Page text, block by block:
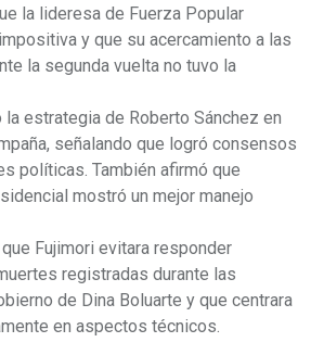
la lideresa de Fuerza Popular
y que su acercamiento a las
la segunda vuelta no tuvo la
la estrategia de Roberto Sánchez en
señalando que logró consensos
políticas. También afirmó que
mostró un mejor manejo
Fujimori evitara responder
registradas durante las
de Dina Boluarte y que centrara
en aspectos técnicos.